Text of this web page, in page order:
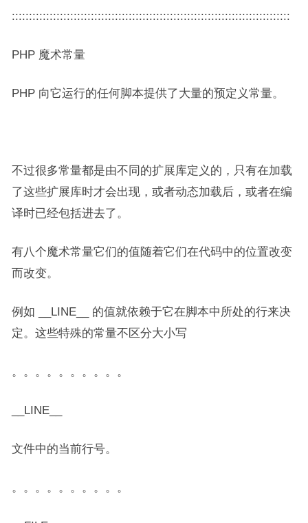
:::::::::::::::::::::::::::::::::::::::::::::::::::::::::::::::::::::::::::::::::
PHP 魔术常量
PHP 向它运行的任何脚本提供了大量的预定义常量。
不过很多常量都是由不同的扩展库定义的，只有在加载
了这些扩展库时才会出现，或者动态加载后，或者在编
译时已经包括进去了。
有八个魔术常量它们的值随着它们在代码中的位置改变
而改变。
例如 __LINE__ 的值就依赖于它在脚本中所处的行来决
定。这些特殊的常量不区分大小写
。。。。。。。。。。
__LINE__
文件中的当前行号。
。。。。。。。。。。